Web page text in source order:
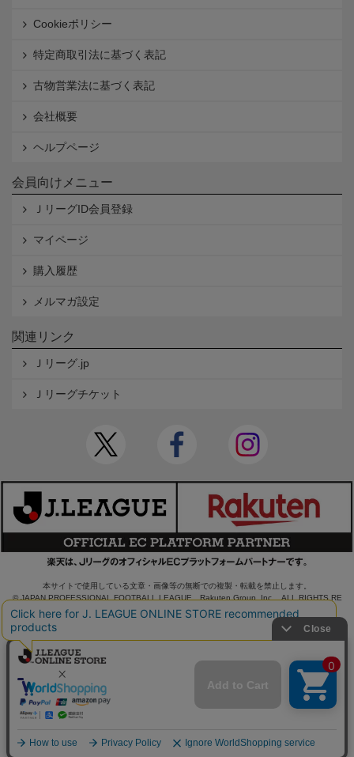
Cookieポリシー
特定商取引法に基づく表記
古物営業法に基づく表記
会社概要
ヘルプページ
会員向けメニュー
ＪリーグID会員登録
マイページ
購入履歴
メルマガ設定
関連リンク
Ｊリーグ.jp
Ｊリーグチケット
本サイトで使用している文章・画像等の無断での複製・転載を禁止します。
© JAPAN PROFESSIONAL FOOTBALL LEAGUE Rakuten Group, Inc. ALL RIGHTS RE
SERVED.